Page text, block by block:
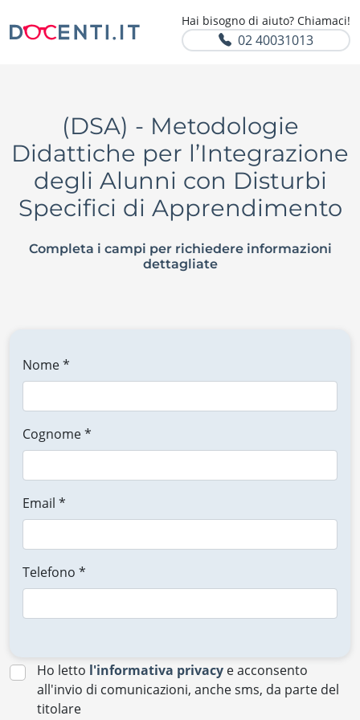
Hai bisogno di aiuto? Chiamaci!
02 40031013
(DSA) - Metodologie
Didattiche per l’Integrazione
degli Alunni con Disturbi
Specifici di Apprendimento
Completa i campi per richiedere informazioni
dettagliate
Nome *
Cognome *
Email *
Telefono *
Ho letto l'informativa privacy e acconsento
all'invio di comunicazioni, anche sms, da parte del
titolare